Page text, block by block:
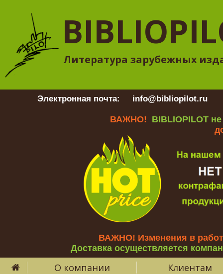
Литература зарубежных
Электронная почта: info@bibliopilot.ru
ВАЖНО! BIBLIOPILOT
ВАЖНО! Изменения в
Доставка осуществляется
О компании Клиентам